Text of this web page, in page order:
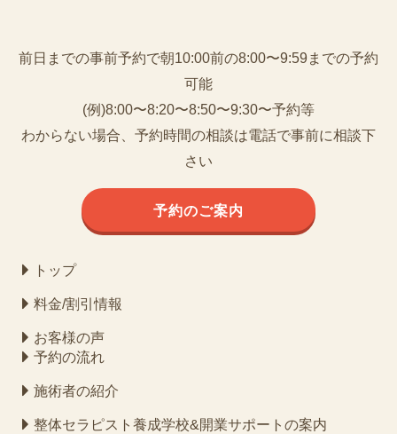
前日までの事前予約で朝10:00前の8:00〜9:59までの予約
可能
(例)8:00〜8:20〜8:50〜9:30〜予約等
わからない場合、予約時間の相談は電話で事前に相談下
さい
予約のご案内
トップ
料金/割引情報
お客様の声
予約の流れ
施術者の紹介
整体セラピスト養成学校&開業サポートの案内